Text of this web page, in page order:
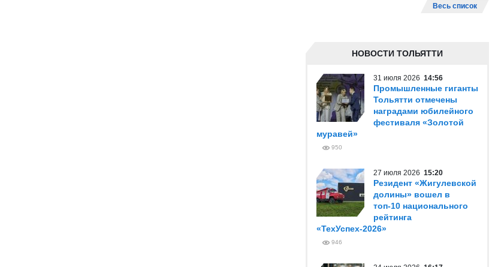
Весь список
НОВОСТИ ТОЛЬЯТТИ
31 июля 2026 14:56
Промышленные гиганты
Тольятти отмечены
наградами юбилейного
фестиваля «Золотой
муравей»
950
27 июля 2026 15:20
Резидент «Жигулевской
долины» вошел в
топ-10 национального
рейтинга
«ТехУспех-2026»
946